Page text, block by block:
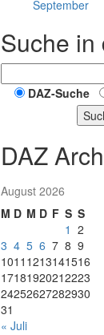
September
Suche in
DAZ-Suche
DAZ
August 2026
M D M D F S S
1 2
3 4 5 6 7 8 9
1011 1213141516
17181920212223
24252627282930
31
« Juli